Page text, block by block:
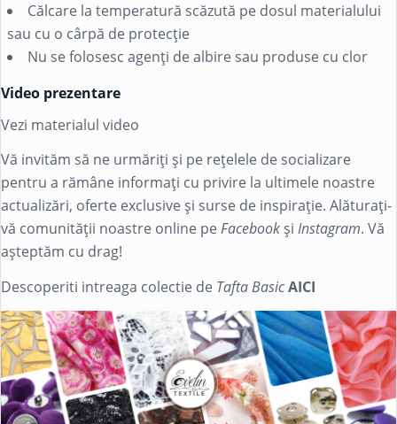
Călcare la temperatură scăzută pe dosul materialului
sau cu o cârpă de protecție
Nu se folosesc agenți de albire sau produse cu clor
Video prezentare
Vezi materialul video
Vă invităm să ne urmăriți și pe rețelele de socializare
pentru a rămâne informați cu privire la ultimele noastre
actualizări, oferte exclusive și surse de inspirație. Alăturați-
vă comunității noastre online peFacebook și Instagram. Vă
așteptăm cu drag!
Descoperiti intreaga colectie de Tafta BasicAICI